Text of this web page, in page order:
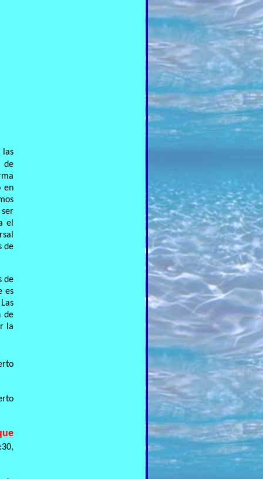
las
de
en
el
de
de
es
de
la